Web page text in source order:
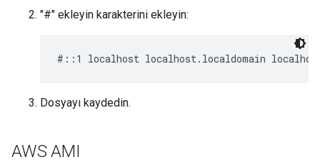
"#" ekleyin karakterini ekleyin:
#::1 localhost localhost.localdomain
Dosyayı kaydedin.
AWS AMI